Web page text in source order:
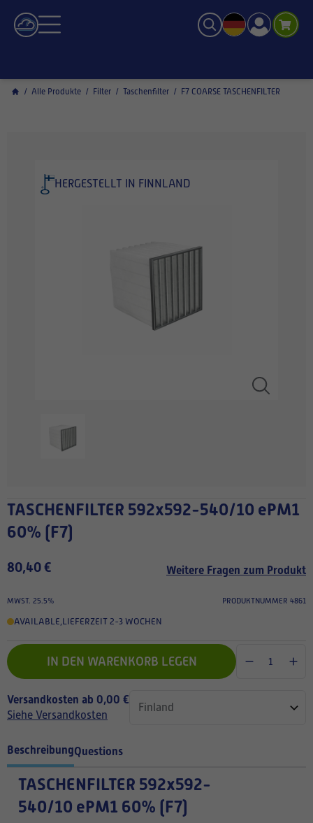
/ Alle Produkte / Filter / Taschenfilter / F7 COARSE TASCHENFILTER
HERGESTELLT IN FINNLAND
TASCHENFILTER 592x592-540/10 ePM1
60% (F7)
80,40 € Weitere Fragen zum Produkt
MWST. 25.5% PRODUKTNUMMER 4861
AVAILABLE,LIEFERZEIT 2-3 WOCHEN
IN DEN WARENKORB LEGEN
Versandkosten ab 0,00 €
Siehe Versandkosten
BeschreibungQuestions
TASCHENFILTER 592x592-
540/10 ePM1 60% (F7)